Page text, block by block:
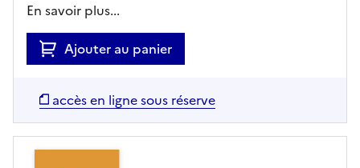
En savoir plus...
Ajouter au panier
accès en ligne sous réserve